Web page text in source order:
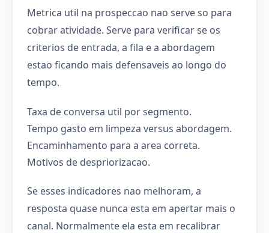
Metrica util na prospeccao nao serve so para
cobrar atividade. Serve para verificar se os
criterios de entrada, a fila e a abordagem
estao ficando mais defensaveis ao longo do
tempo.
Taxa de conversa util por segmento.
Tempo gasto em limpeza versus abordagem.
Encaminhamento para a area correta.
Motivos de despriorizacao.
Se esses indicadores nao melhoram, a
resposta quase nunca esta em apertar mais o
canal. Normalmente ela esta em recalibrar